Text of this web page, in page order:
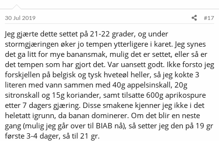
e
:
30 Jul 2019 #17
Jeg gjærte dette settet på 21-22 grader, og under
stormgjæringen øker jo tempen ytterligere i karet. Jeg synes
det ga litt for mye banansmak, mulig det er settet, eller så er
det tempen som har gjort det. Var uansett godt. Ikke forsto jeg
forskjellen på belgisk og tysk hveteøl heller, så jeg kokte 3
literen med vann sammen med 40g appelsinskall, 20g
sitronskall og 15g koriander, samt tilsatte 600g aprikospure
etter 7 dagers gjæring. Disse smakene kjenner jeg ikke i det
heletatt igrunn, da banan dominerer. Om det blir en neste
gang (mulig jeg går over til BIAB nå), så setter jeg den på 19 gr
første 3-4 dager, så til 21 gr.